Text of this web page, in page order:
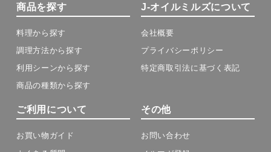
商品を探す
料理から探す
調理方法から探す
利用シーンから探す
商品の種類から探す
J-オイルミルズについて
会社概要
プライバシーポリシー
特定商取引法に基づく表記
ご利用について
お買い物ガイド
その他
お問い合わせ